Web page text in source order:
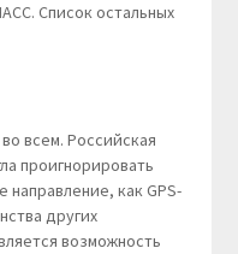
Список остальных
всем. Российская
проигнорировать
как GPS-
других
возможность